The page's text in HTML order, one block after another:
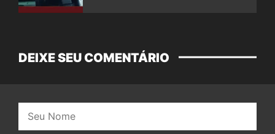
DEIXE SEU COMENTÁRIO